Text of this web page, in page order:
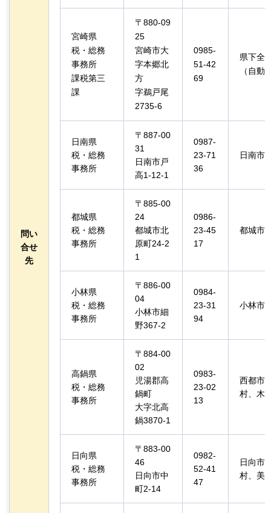
問い
合せ
先
宮崎県
税・総務
事務所
課税第三
課
〒880-09
25
宮崎市大
字本郷北
方
字鵜戸尾
2735-6
0985-
51-42
69
県下全
（自動
日南県
税・総務
事務所
〒887-00
31
日南市戸
高1-12-1
0987-
23-71
36
日南市
都城県
税・総務
事務所
〒885-00
24
都城市北
原町24-2
1
0986-
23-45
17
都城市
小林県
税・総務
事務所
〒886-00
04
小林市細
野367-2
0984-
23-31
94
小林市
高鍋県
税・総務
事務所
〒884-00
02
児湯郡高
鍋町
大字北高
鍋3870-1
0983-
23-02
13
西都市
村、木
日向県
税・総務
事務所
〒883-00
46
日向市中
町2-14
0982-
52-41
47
日向市
村、美